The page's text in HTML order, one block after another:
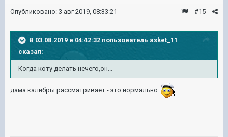
#15
Опубликовано: 3 авг 2019, 08:33:21
В 03.08.2019 в 04:42:32 пользователь asket_11
сказал:
Когда коту делать нечего,он...
дама калибры рассматривает - это нормально